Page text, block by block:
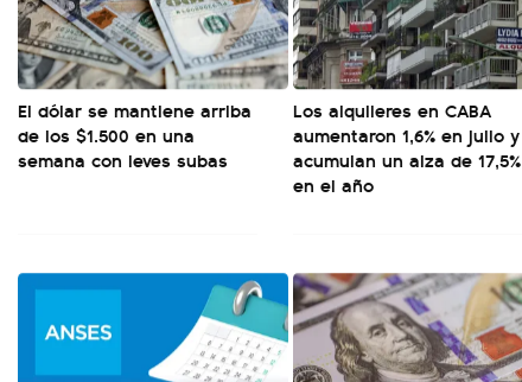
El dólar se mantiene arriba
de los $1.500 en una
semana con leves subas
Los alquileres en CABA
aumentaron 1,6% en julio y
acumulan un alza de 17,5%
en el año